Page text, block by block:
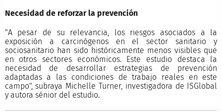
Necesidad de reforzar la prevención
"A pesar de su relevancia, los riesgos asociados a la
exposición a carcinógenos en el sector sanitario y
sociosanitario han sido históricamente menos visibles que
en otros sectores económicos. Este estudio destaca la
necesidad de desarrollar estrategias de prevención
adaptadas a las condiciones de trabajo reales en este
campo", subraya Michelle Turner, investigadora de ISGlobal
y autora sénior del estudio.